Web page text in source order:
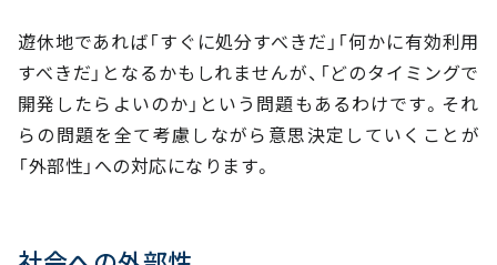
遊休地であれば「すぐに処分すべきだ」「何かに有効利用
すべきだ」となるかもしれませんが、「どのタイミングで
開発したらよいのか」という問題もあるわけです。それ
らの問題を全て考慮しながら意思決定していくことが
「外部性」への対応になります。